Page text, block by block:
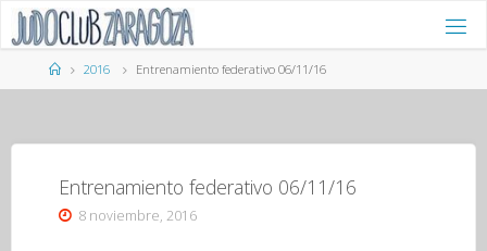
Saltar
contenidoPágina
de
2016 Entrenamiento federativo 06/11/16
Entrenamiento federativo 06/11/16
8 noviembre, 2016